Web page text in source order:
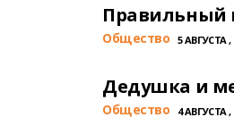
Правильный
Общество 5 АВГУСТА ,
Дедушка и
Общество 4 АВГУСТА ,